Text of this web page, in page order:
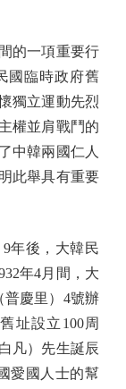
的一項重要行
國臨時政府舊
獨立運動先烈
權並肩戰鬥的
中韓兩國仁人
此舉具有重要
年後，大韓民
年4月間，大
普慶里）4號辦
址設立100周
凡）先生誕辰
愛國人士的幫